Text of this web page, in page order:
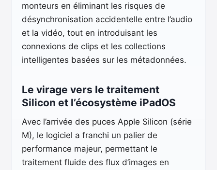
monteurs en éliminant les risques de
désynchronisation accidentelle entre l’audio
et la vidéo, tout en introduisant les
connexions de clips et les collections
intelligentes basées sur les métadonnées.
Le virage vers le traitement
Silicon et l’écosystème iPadOS
Avec l’arrivée des puces Apple Silicon (série
M), le logiciel a franchi un palier de
performance majeur, permettant le
traitement fluide des flux d’images en